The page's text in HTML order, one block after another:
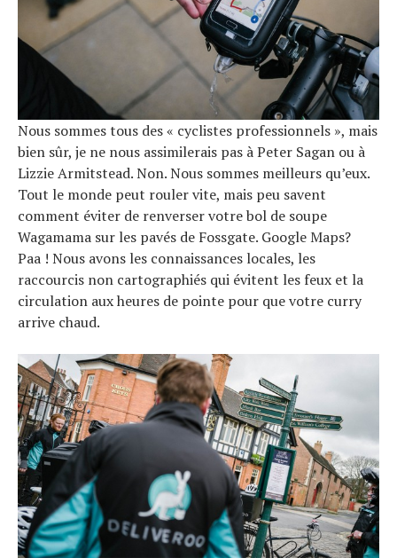
Nous sommes tous des « cyclistes professionnels », mais
bien sûr, je ne nous assimilerais pas à Peter Sagan ou à
Lizzie Armitstead. Non. Nous sommes meilleurs qu’eux.
Tout le monde peut rouler vite, mais peu savent
comment éviter de renverser votre bol de soupe
Wagamama sur les pavés de Fossgate. Google Maps?
Paa ! Nous avons les connaissances locales, les
raccourcis non cartographiés qui évitent les feux et la
circulation aux heures de pointe pour que votre curry
arrive chaud.